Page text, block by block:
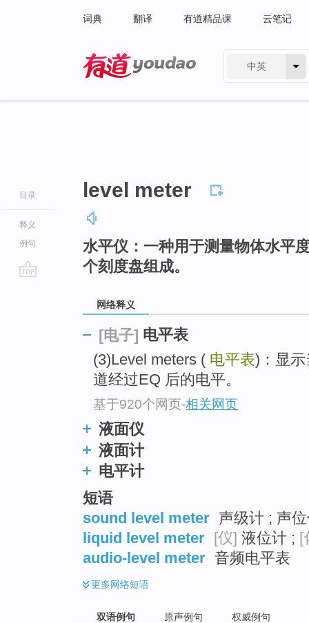
词典 翻译 有道精品课 云笔记
中英
目录
释义
例句
level meter
水平仪：一种用于测量物体水平
个刻度盘组成。
网络释义
[电子] 电平表
(3)Level meters ( 电平表)：显
道经过EQ 后的电平。
基于920个网页-相关网页
液面仪
液面计
电平计
短语
sound level meter 声级计 ; 声
liquid level meter [仪] 液位计 ; [
audio-level meter 音频电平表
更多网络短语
双语例句 原声例句 权威例句